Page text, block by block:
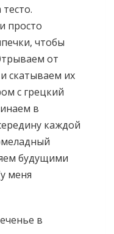
просто
чтобы
от
скатываем их
с грецкий
в
каждой
будущими
меня
в